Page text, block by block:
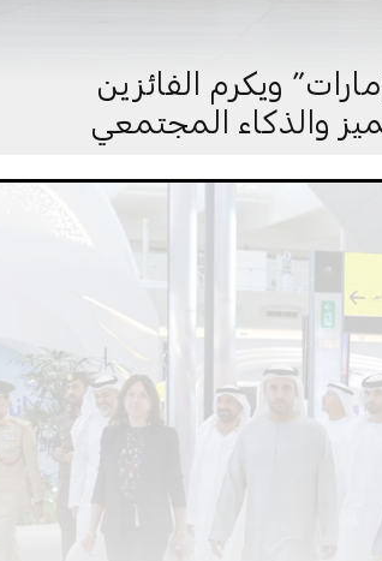
ويكرم الفائزين
والذكاء المجتمعي